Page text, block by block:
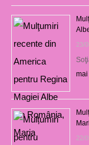
23/
mai
22/